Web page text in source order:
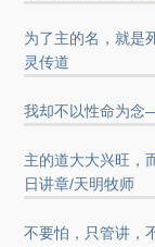
为了主的名，就
灵传道
我却不以性命为
主的道大大兴旺
日讲章/天明牧师
不要怕，只管讲